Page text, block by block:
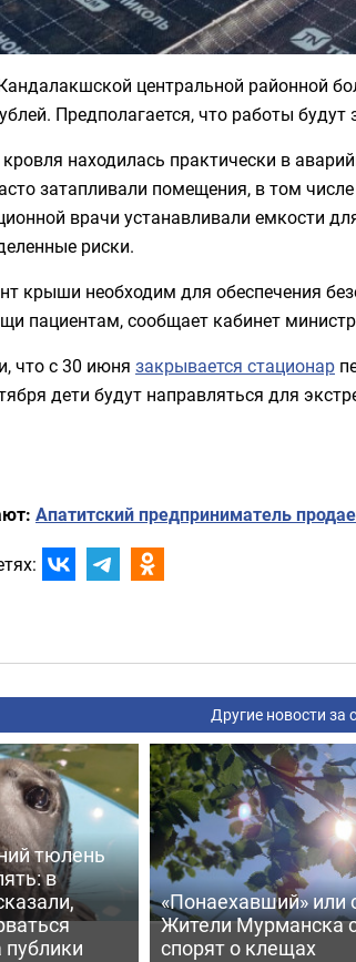
центральной районной
Предполагается, что работы
находилась практически в
затапливали помещения, в том
врачи устанавливали емкости
риски.
крыши необходим для обеспечения
пациентам, сообщает кабинет
что с 30 июня закрывается стационар
дети будут направляться для
Апатитский предприниматель
Другие новости за
тюлень
в
«Понаехавший» или
Жители Мурманска
спорят о клещах